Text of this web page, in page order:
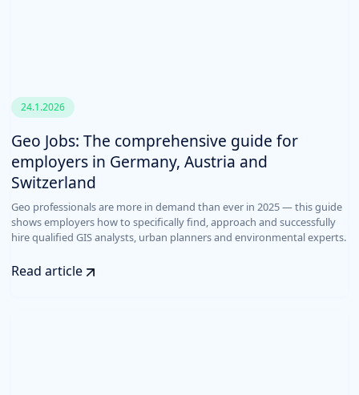
24.1.2026
Geo Jobs: The comprehensive guide for
employers in Germany, Austria and
Switzerland
Geo professionals are more in demand than ever in 2025 — this guide
shows employers how to specifically find, approach and successfully
hire qualified GIS analysts, urban planners and environmental experts.
Read article